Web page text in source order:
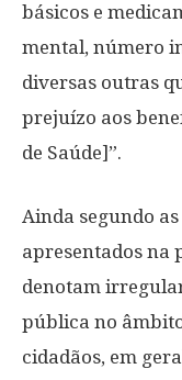
básicos e
mental, número
diversas outras
prejuízo aos
de Saúde]”.
Ainda segundo
apresentados na
denotam
pública no
cidadãos, em